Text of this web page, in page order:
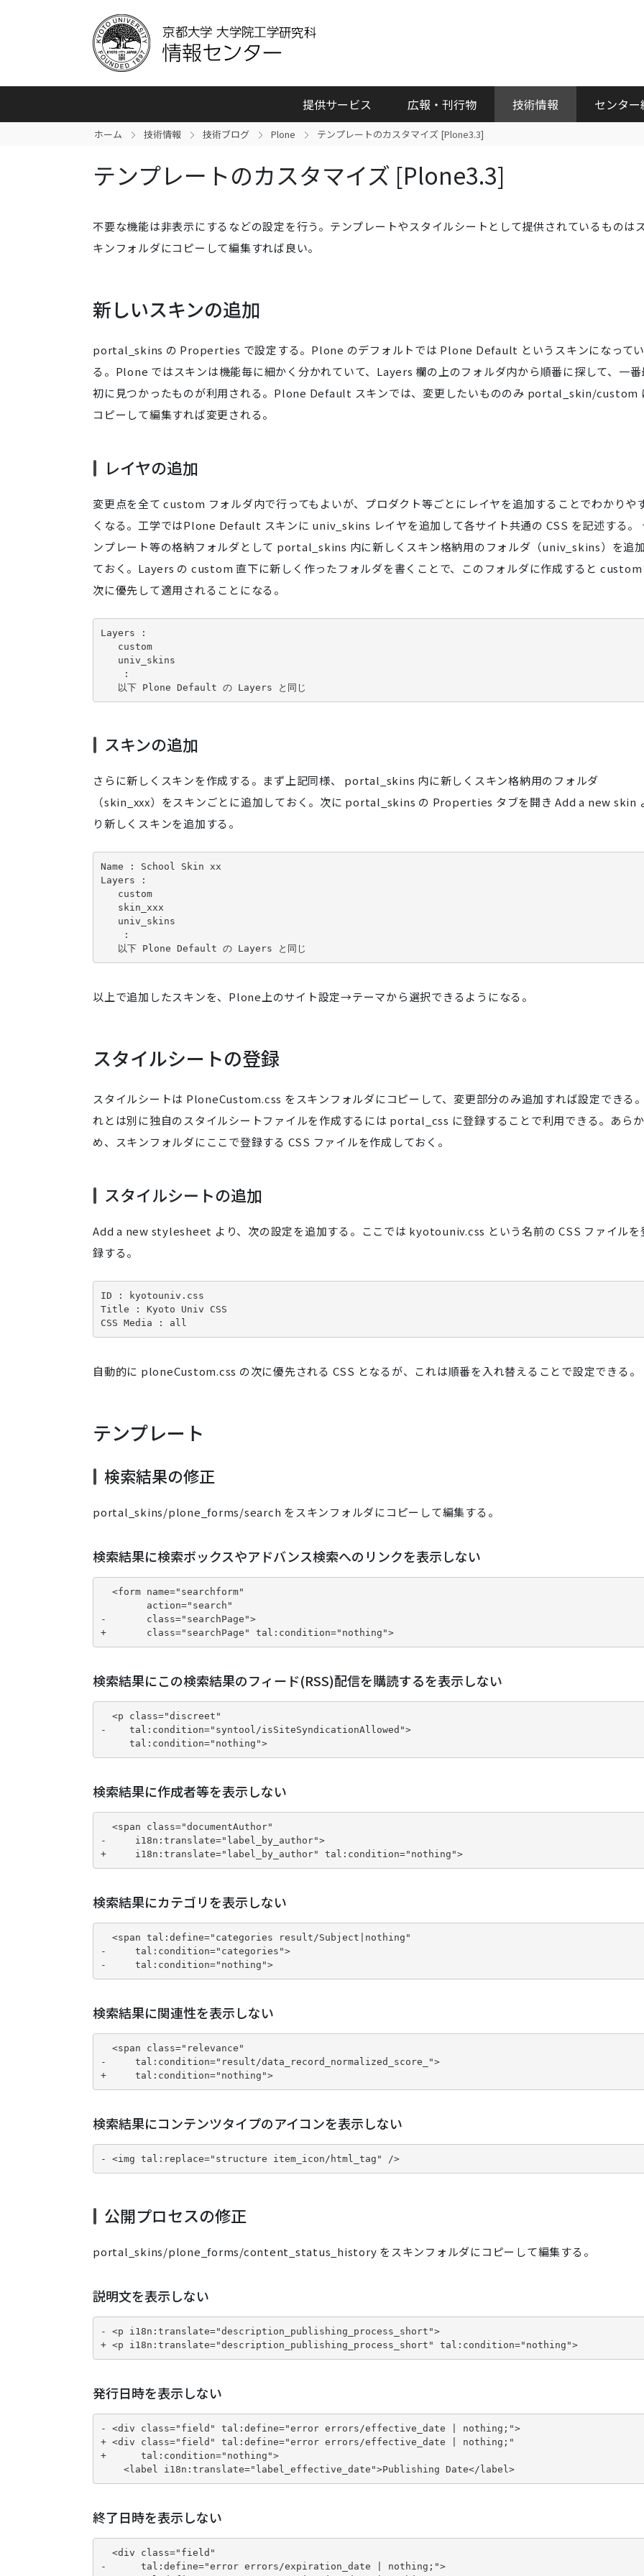
提供サービス 広報・刊行物 技術情報 センター
ホーム 技術情報 技術ブログ Plone テンプレートのカスタマイズ [Plone3.3]
テンプレートのカスタマイズ [Plone3.3]
不要な機能は非表示にするなどの設定を行う。テンプレートやスタイルシートとして提供されているものは
キンフォルダにコピーして編集すれば良い。
新しいスキンの追加
portal_skins の Properties で設定する。Plone のデフォルトでは Plone Default というスキンになってい
る。Plone ではスキンは機能毎に細かく分かれていて、Layers 欄の上のフォルダ内から順番に探して、一番
初に見つかったものが利用される。Plone Default スキンでは、変更したいもののみ portal_skin/custom
コピーして編集すれば変更される。
レイヤの追加
変更点を全て custom フォルダ内で行ってもよいが、プロダクト等ごとにレイヤを追加することでわかりや
くなる。工学ではPlone Default スキンに univ_skins レイヤを追加して各サイト共通の CSS を記述する。
ンプレート等の格納フォルダとして portal_skins 内に新しくスキン格納用のフォルダ（univ_skins）を追
ておく。Layers の custom 直下に新しく作ったフォルダを書くことで、このフォルダに作成すると custom
次に優先して適用されることになる。
Layers :
custom
:
以下 Plone Default の Layers と同じ
スキンの追加
さらに新しくスキンを作成する。まず上記同様、 portal_skins 内に新しくスキン格納用のフォルダ
（skin_xxx）をスキンごとに追加しておく。次に portal_skins の Properties タブを開き Add a new skin
り新しくスキンを追加する。
Name : School Skin xx
Layers :
custom
:
以下 Plone Default の Layers と同じ
以上で追加したスキンを、Plone上のサイト設定→テーマから選択できるようになる。
スタイルシートの登録
スタイルシートは PloneCustom.css をスキンフォルダにコピーして、変更部分のみ追加すれば設定できる
れとは別に独自のスタイルシートファイルを作成するには portal_css に登録することで利用できる。あら
め、スキンフォルダにここで登録する CSS ファイルを作成しておく。
スタイルシートの追加
Add a new stylesheet より、次の設定を追加する。ここでは kyotouniv.css という名前の CSS ファイルを
録する。
ID : kyotouniv.css
Title : Kyoto Univ CSS
CSS Media : all
自動的に ploneCustom.css の次に優先される CSS となるが、これは順番を入れ替えることで設定できる。
テンプレート
検索結果の修正
portal_skins/plone_forms/search をスキンフォルダにコピーして編集する。
検索結果に検索ボックスやアドバンス検索へのリンクを表示しない
<form name="searchform"
action="search"
-       class="searchPage">
+       class="searchPage" tal:condition="nothing">
検索結果にこの検索結果のフィード(RSS)配信を購読するを表示しない
<p class="discreet"
-    tal:condition="syntool/isSiteSyndicationAllowed">
tal:condition="nothing">
検索結果に作成者等を表示しない
<span class="documentAuthor"
-     i18n:translate="label_by_author">
+     i18n:translate="label_by_author" tal:condition="nothing">
検索結果にカテゴリを表示しない
<span tal:define="categories result/Subject|nothing"
-     tal:condition="categories">
-     tal:condition="nothing">
検索結果に関連性を表示しない
<span class="relevance"
-     tal:condition="result/data_record_normalized_score_">
+     tal:condition="nothing">
検索結果にコンテンツタイプのアイコンを表示しない
- <img tal:replace="structure item_icon/html_tag" />
公開プロセスの修正
portal_skins/plone_forms/content_status_history をスキンフォルダにコピーして編集する。
説明文を表示しない
- <p i18n:translate="description_publishing_process_short">
+ <p i18n:translate="description_publishing_process_short" tal:condition="nothing">
発行日時を表示しない
- <div class="field" tal:define="error errors/effective_date | nothing;">
+ <div class="field" tal:define="error errors/effective_date | nothing;"
+      tal:condition="nothing">
<label i18n:translate="label_effective_date">Publishing Date</label>
終了日時を表示しない
<div class="field"
-      tal:define="error errors/expiration_date | nothing;">